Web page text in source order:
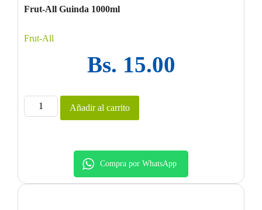
Frut-All Guinda 1000ml
Frut-All
Bs. 15.00
Añadir al carrito
Compra por WhatsApp